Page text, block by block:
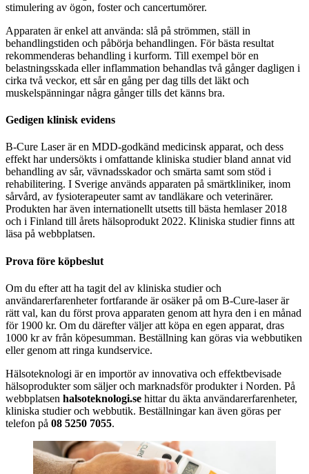
stimulering av ögon, foster och cancertumörer.
Apparaten är enkel att använda: slå på strömmen, ställ in
behandlingstiden och påbörja behandlingen. För bästa resultat
rekommenderas behandling i kurform. Till exempel bör en
belastningsskada eller inflammation behandlas två gånger dagligen i
cirka två veckor, ett sår en gång per dag tills det läkt och
muskelspänningar några gånger tills det känns bra.
Gedigen klinisk evidens
B-Cure Laser är en MDD-godkänd medicinsk apparat, och dess
effekt har undersökts i omfattande kliniska studier bland annat vid
behandling av sår, vävnadsskador och smärta samt som stöd i
rehabilitering. I Sverige används apparaten på smärtkliniker, inom
sårvård, av fysioterapeuter samt av tandläkare och veterinärer.
Produkten har även internationellt utsetts till bästa hemlaser 2018
och i Finland till årets hälsoprodukt 2022. Kliniska studier finns att
läsa på webbplatsen.
Prova före köpbeslut
Om du efter att ha tagit del av kliniska studier och
användarerfarenheter fortfarande är osäker på om B-Cure-laser är
rätt val, kan du först prova apparaten genom att hyra den i en månad
för 1900 kr. Om du därefter väljer att köpa en egen apparat, dras
1000 kr av från köpesumman. Beställning kan göras via webbutiken
eller genom att ringa kundservice.
Hälsoteknologi är en importör av innovativa och effektbevisade
hälsoprodukter som säljer och marknadsför produkter i Norden. På
webbplatsen halsoteknologi.se hittar du äkta användarerfarenheter,
kliniska studier och webbutik. Beställningar kan även göras per
telefon på 08 5250 7055.